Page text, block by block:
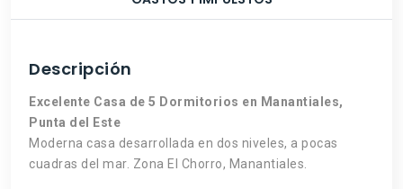
Descripción
Excelente Casa de 5 Dormitorios en Manantiales,
Punta del Este
Moderna casa desarrollada en dos niveles, a pocas
cuadras del mar. Zona El Chorro, Manantiales.